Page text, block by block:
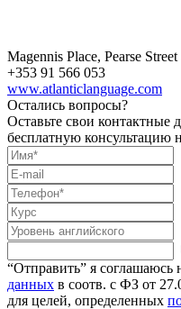
Magennis Place, Pearse
+353 91 566 053
www.atlanticlanguage.com
Остались вопросы?
Оставьте свои контактные
бесплатную консультацию
“Отправить” я соглашаюсь
данных в соотв. с ФЗ от
для целей, определенных